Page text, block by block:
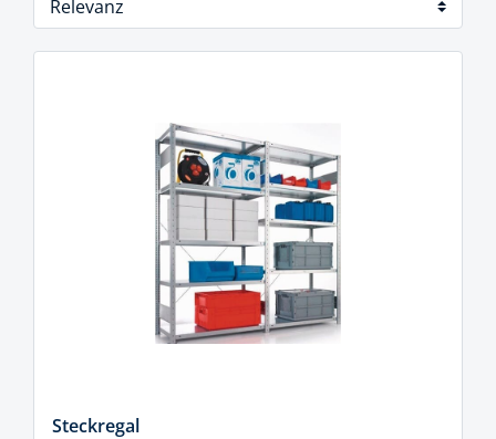
Steckregal